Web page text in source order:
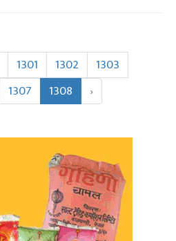
1301 1302
1303
1307 1308 ›